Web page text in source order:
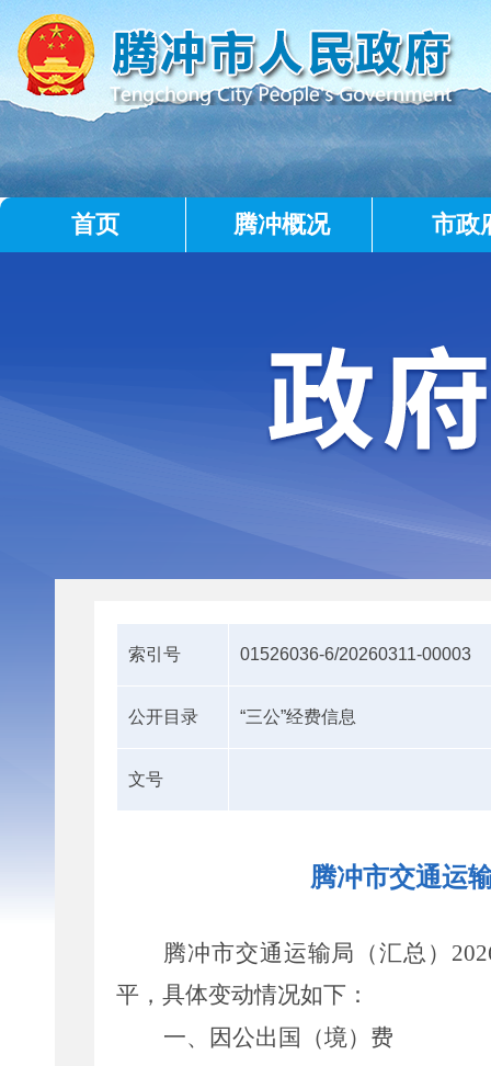
首页 腾冲概况 市政
索引号 01526036-6/20260311-00003
公开目录 “三公”经费信息
文号
腾冲市交通运
腾冲市交通运输局（汇总）
平， 具体变动情况如下：
一、
因公出国（境）费